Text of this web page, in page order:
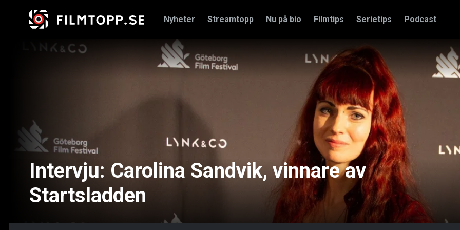
Nyheter Streamtopp Nu på bio Filmtips Serietips Podcast
Intervju: Carolina Sandvik, vinnare av
Startsladden